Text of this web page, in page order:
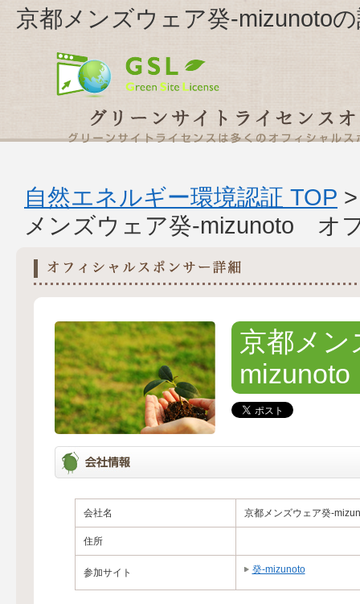
京都メンズウェア癸-mizunoto
自然エネルギー環境認証 TOP
メンズウェア癸-mizunoto オ
京都メン
mizunoto
会社名 京都メンズウェア癸-
住所
参加サイト 癸-mizunoto